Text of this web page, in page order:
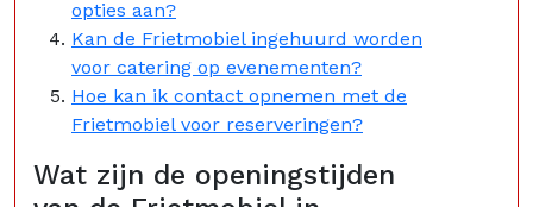
opties aan?
Kan de Frietmobiel ingehuurd worden
voor catering op evenementen?
Hoe kan ik contact opnemen met de
Frietmobiel voor reserveringen?
Wat zijn de openingstijden